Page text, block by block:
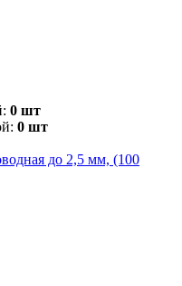
0 шт
0 шт
до 2,5 мм, (100